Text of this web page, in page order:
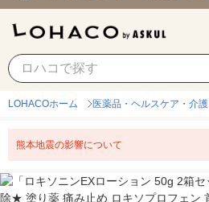
LOHACOホーム 医薬品・ヘルスケア・介護
熊本地震の影響について